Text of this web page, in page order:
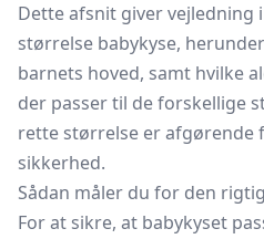
Dette afsnit giver
størrelse babykyse,
barnets hoved, samt hvilke
der passer til de forskellige
rette størrelse er
sikkerhed.
Sådan måler du for den
For at sikre, at babykyset